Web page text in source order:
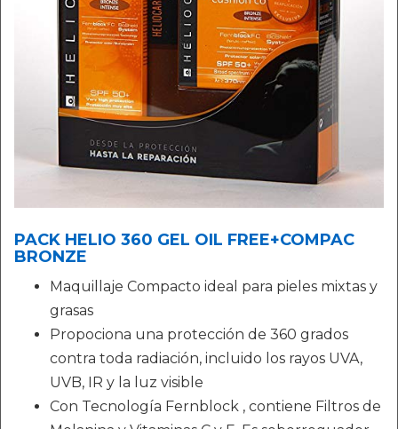
PACK HELIO 360 GEL OIL FREE+COMPAC
BRONZE
Maquillaje Compacto ideal para pieles mixtas y
grasas
Propociona una protección de 360 grados
contra toda radiación, incluido los rayos UVA,
UVB, IR y la luz visible
Con Tecnología Fernblock , contiene Filtros de